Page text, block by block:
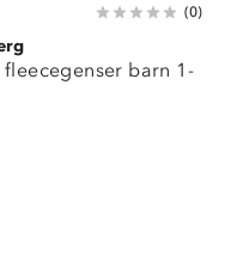
(0)
fleecegenser barn 1-